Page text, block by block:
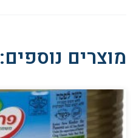
מוצרים נוספים: